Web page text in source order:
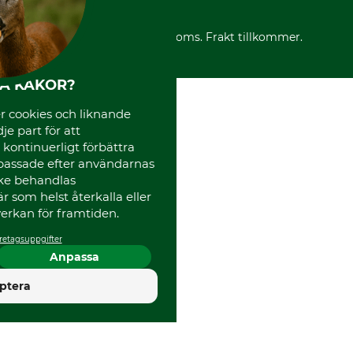
Reklamationer
Frakter
Varumärken
Mässor
Instagram TOS
Media
Code of Conduct
*Alla priser inklusive moms. Frakt tillkommer.
KAKOR?
cookies och liknande
part för att
kontinuerligt förbättra
efter användarnas
behandlas
som helst återkalla eller
för framtiden.
Anpassa